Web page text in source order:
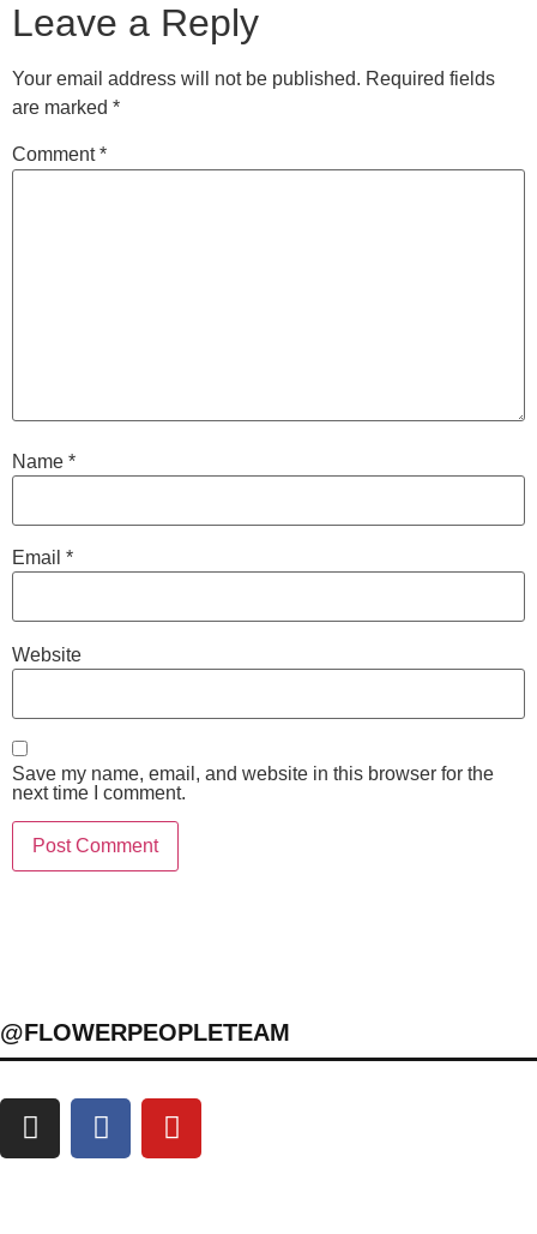
Leave a Reply
Your email address will not be published. Required fields
are marked *
Comment*
Name *
Email *
Website
Save my name, email, and website in this browser for the
next time I comment.
@FLOWERPEOPLETEAM